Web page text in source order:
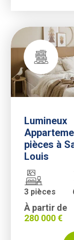
Lumineux
pièces à
Louis
3 pièces
À partir de
280 000 €